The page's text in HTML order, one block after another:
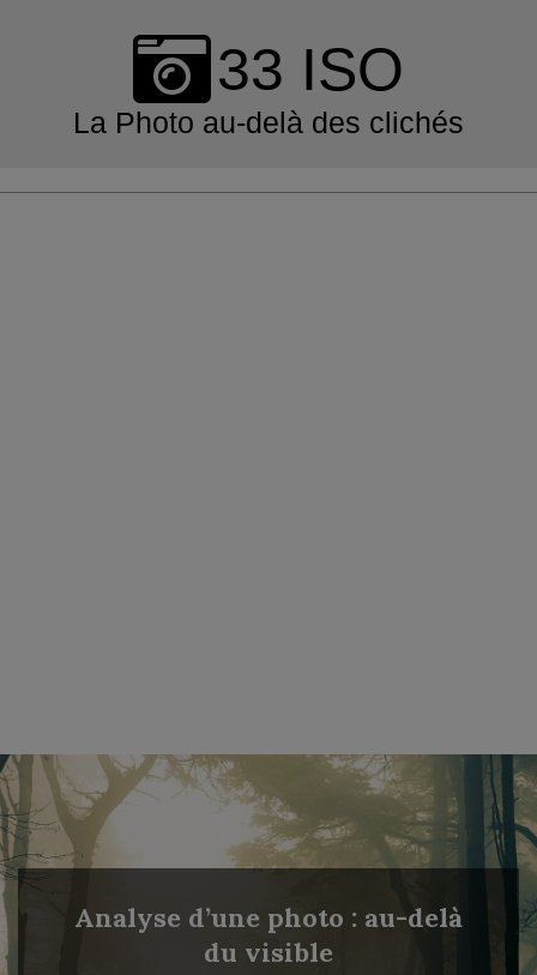
33 ISO
La Photo au-delà des clichés
Primary
Analyse d’une photo : au-delà
du visible